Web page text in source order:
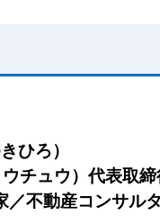
ひろ）
チュウ）代表取締
／不動産コンサル